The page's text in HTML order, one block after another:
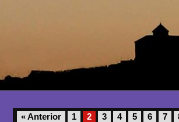
« Anterior 1 2 3 4 5 6 7